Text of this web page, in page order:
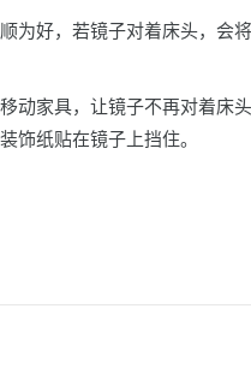
为好，若镜子对着床头，会
动家具，让镜子不再对着床
饰纸贴在镜子上挡住。